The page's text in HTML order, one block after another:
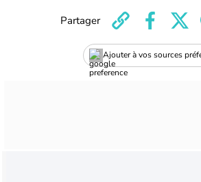
Ajouter à vos sources
Partager